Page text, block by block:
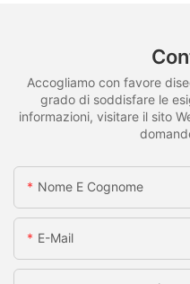
Accogliamo con favore
grado di soddisfare le
informazioni, visitare il sito
Nome E Cognome
E-Mail